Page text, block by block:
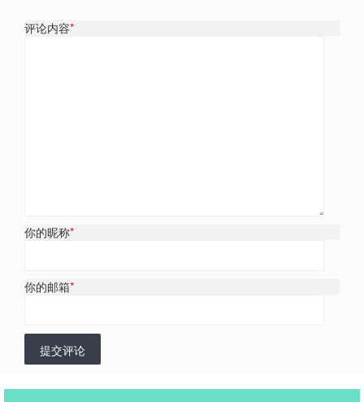
评论内容*
你的昵称*
你的邮箱*
提交评论